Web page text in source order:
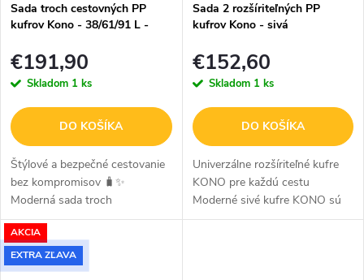
Sada troch cestovných PP
kufrov Kono - 38/61/91 L -
€191,90
Skladom 1 ks
DO KOŠÍKA
Štýlové a bezpečné cestovanie
bez kompromisov 🧳✨
Moderná sada troch
cestovných kufrov v navy
prevedení s elegantnými
hnedými detailmi je navrhnutá
pre maximálny komfort,...
Sada 2 rozšíriteľných PP
kufrov Kono - sivá
€152,60
Skladom 1 ks
DO KOŠÍKA
Univerzálne rozšíriteľné kufre
KONO pre každú cestu
Moderné sivé kufre KONO sú
ideálnym spoločníkom pre
AKCIA
EXTRA ZĽAVA